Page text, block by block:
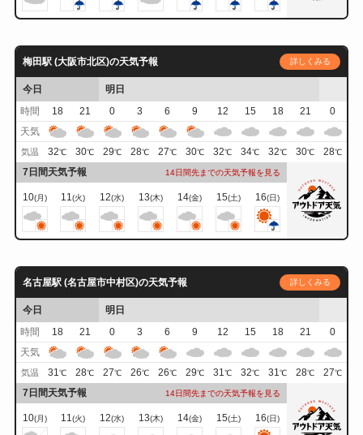
梅田駅 (大阪市北区)の天気予報 詳しくみる
今日
明日
時間
18 21 0 3 6 9 12 15 18 21
0
天気
気温 32℃ 30℃ 29℃ 28℃ 27℃ 30℃ 32℃ 34℃ 32℃ 30℃ 28℃
7日間天気予報 14日間先までの天気予報を見る
10(月) 11(火) 12(水) 13(木) 14(金) 15(土) 16(日)
名古屋駅 (名古屋市中村区)の天気予報 詳しくみる
今日
明日
時間
18 21 0 3 6 9 12 15 18 21
0
天気
気温 31℃ 28℃ 27℃ 26℃ 26℃ 29℃ 31℃ 32℃ 31℃ 28℃ 27℃
7日間天気予報 14日間先までの天気予報を見る
10(月) 11(火) 12(水) 13(木) 14(金) 15(土) 16(日)